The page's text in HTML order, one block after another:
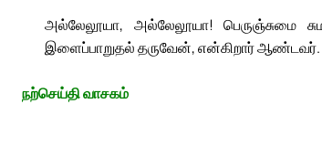
அல்லேலூயா, அல்லேலூயா! பெருஞ்சுமை
இளைப்பாறுதல் தருவேன், என்கிறார்
நற்செய்தி வாசகம்